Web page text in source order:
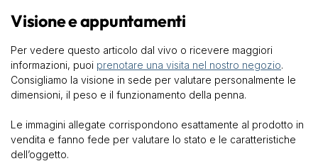
Visione e appuntamenti
Per vedere questo articolo dal vivo o ricevere maggiori
informazioni, puoi prenotare una visita nel nostro negozio.
Consigliamo la visione in sede per valutare personalmente le
dimensioni, il peso e il funzionamento della penna.
Le immagini allegate corrispondono esattamente al prodotto in
vendita e fanno fede per valutare lo stato e le caratteristiche
dell’oggetto.